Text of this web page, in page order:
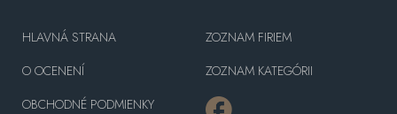
HLAVNÁ STRANA
O OCENENÍ
OBCHODNÉ PODMIENKY
ZOZNAM FIRIEM
ZOZNAM KATEGÓRII